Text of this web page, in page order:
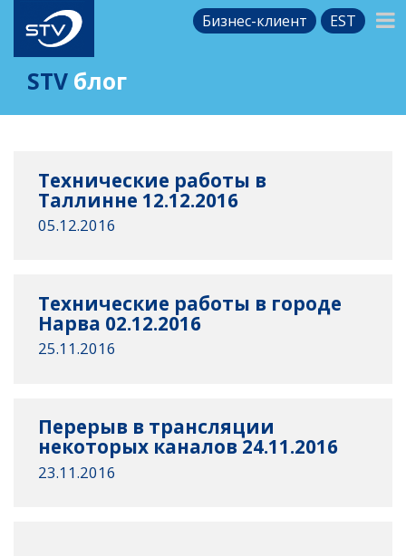
Бизнес-клиент EST
STV блог
Технические работы в
Таллинне 12.12.2016
05.12.2016
Технические работы в городе
Нарва 02.12.2016
25.11.2016
Перерыв в трансляции
некоторых каналов 24.11.2016
23.11.2016